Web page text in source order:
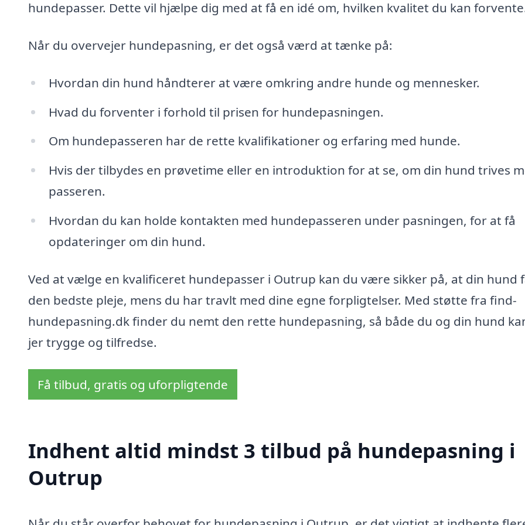
hundepasser. Dette vil hjælpe dig med at få en idé om, hvilken kvalitet du kan
Når du overvejer hundepasning, er det også værd at tænke på:
Hvordan din hund håndterer at være omkring andre hunde og mennesker.
Hvad du forventer i forhold til prisen for hundepasningen.
Om hundepasseren har de rette kvalifikationer og erfaring med hunde.
Hvis der tilbydes en prøvetime eller en introduktion for at se, om din hund trives
passeren.
Hvordan du kan holde kontakten med hundepasseren under pasningen, for at få
opdateringer om din hund.
Ved at vælge en kvalificeret hundepasser i Outrup kan du være sikker på, at din hund
den bedste pleje, mens du har travlt med dine egne forpligtelser. Med støtte fra find-
hundepasning.dk finder du nemt den rette hundepasning, så både du og din hund
jer trygge og tilfredse.
Få tilbud, gratis og uforpligtende
Indhent altid mindst 3 tilbud på hundepasning i
Outrup